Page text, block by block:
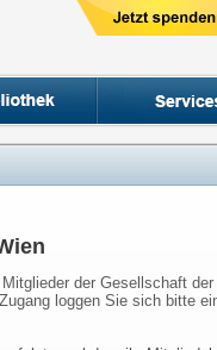
der Gesellschaft
loggen Sie sich bitte